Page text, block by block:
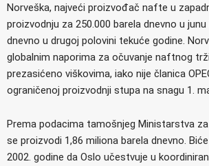
Norveška, najveći proizvođač nafte u
proizvodnju za 250.000 barela dnevno u junu
dnevno u drugoj polovini tekuće godine.
globalnim naporima za očuvanje naftnog
prezasićeno viškovima, iako nije članica
ograničenoj proizvodnji stupa na snagu 1.
Prema podacima tamošnjeg Ministarstva
se proizvodi 1,86 miliona barela dnevno.
2002. godine da Oslo učestvuje u